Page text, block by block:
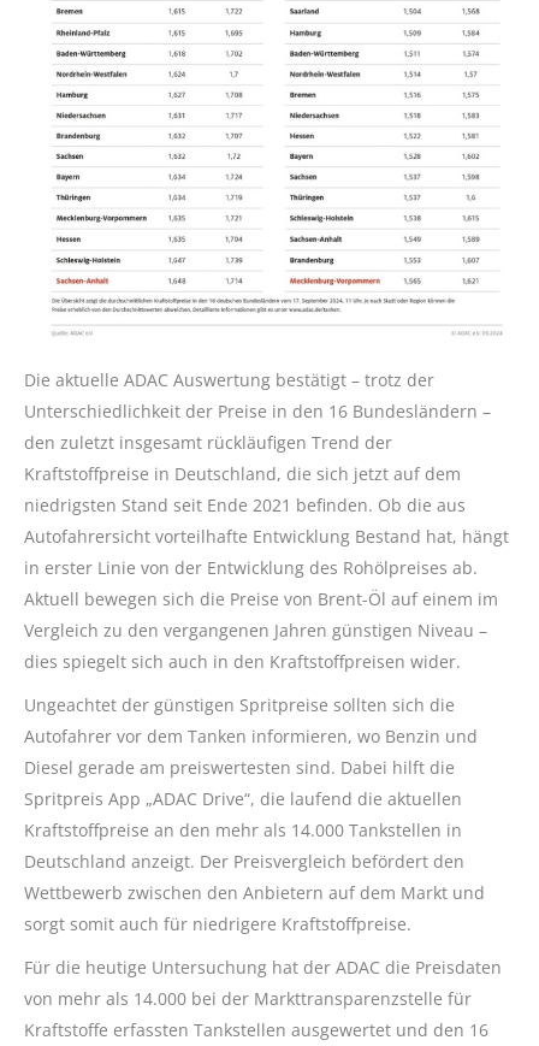
Die aktuelle ADAC Auswertung bestätigt – trotz der
Unterschiedlichkeit der Preise in den 16 Bundesländern –
den zuletzt insgesamt rückläufigen Trend der
Kraftstoffpreise in Deutschland, die sich jetzt auf dem
niedrigsten Stand seit Ende 2021 befinden. Ob die aus
Autofahrersicht vorteilhafte Entwicklung Bestand hat, hängt
in erster Linie von der Entwicklung des Rohölpreises ab.
Aktuell bewegen sich die Preise von Brent-Öl auf einem im
Vergleich zu den vergangenen Jahren günstigen Niveau –
dies spiegelt sich auch in den Kraftstoffpreisen wider.
Ungeachtet der günstigen Spritpreise sollten sich die
Autofahrer vor dem Tanken informieren, wo Benzin und
Diesel gerade am preiswertesten sind. Dabei hilft die
Spritpreis App „ADAC Drive“, die laufend die aktuellen
Kraftstoffpreise an den mehr als 14.000 Tankstellen in
Deutschland anzeigt. Der Preisvergleich befördert den
Wettbewerb zwischen den Anbietern auf dem Markt und
sorgt somit auch für niedrigere Kraftstoffpreise.
Für die heutige Untersuchung hat der ADAC die Preisdaten
von mehr als 14.000 bei der Markttransparenzstelle für
Kraftstoffe erfassten Tankstellen ausgewertet und den 16